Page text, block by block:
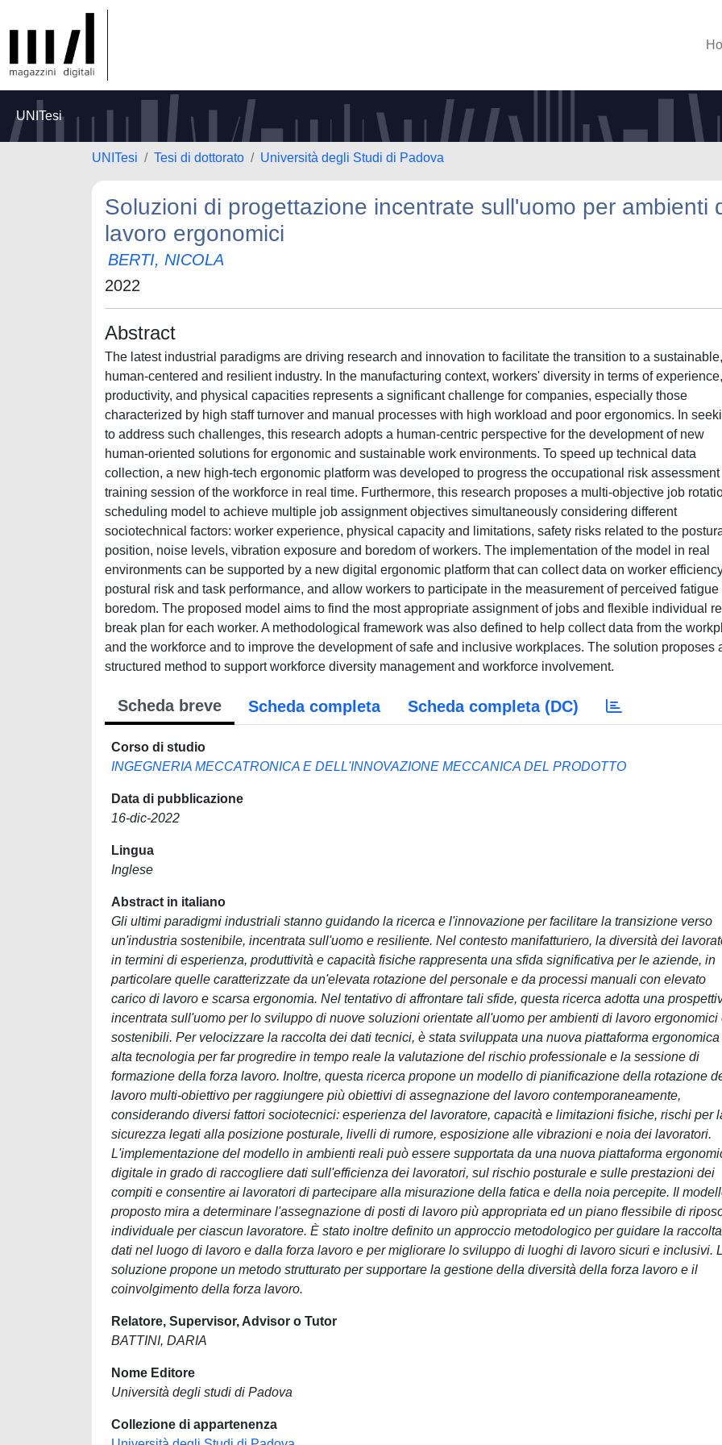
UNITesi
UNITesi Tesi di dottorato Università degli Studi di Padova
Soluzioni di progettazione incentrate sull'uomo per ambienti
lavoro ergonomici
BERTI, NICOLA
2022
Abstract
The latest industrial paradigms are driving research and innovation to facilitate the transition to a sustainable,
human-centered and resilient industry. In the manufacturing context, workers' diversity in terms of experience,
productivity, and physical capacities represents a significant challenge for companies, especially those
characterized by high staff turnover and manual processes with high workload and poor ergonomics. In
to address such challenges, this research adopts a human-centric perspective for the development of new
human-oriented solutions for ergonomic and sustainable work environments. To speed up technical data
collection, a new high-tech ergonomic platform was developed to progress the occupational risk assessment
training session of the workforce in real time. Furthermore, this research proposes a multi-objective job
scheduling model to achieve multiple job assignment objectives simultaneously considering different
sociotechnical factors: worker experience, physical capacity and limitations, safety risks related to the
position, noise levels, vibration exposure and boredom of workers. The implementation of the model in real
environments can be supported by a new digital ergonomic platform that can collect data on worker
postural risk and task performance, and allow workers to participate in the measurement of perceived fatigue
boredom. The proposed model aims to find the most appropriate assignment of jobs and flexible individual
break plan for each worker. A methodological framework was also defined to help collect data from the
and the workforce and to improve the development of safe and inclusive workplaces. The solution proposes
structured method to support workforce diversity management and workforce involvement.
Scheda breve Scheda completa Scheda completa (DC)
Corso di studio
INGEGNERIA MECCATRONICA E DELL'INNOVAZIONE MECCANICA DEL PRODOTTO
Data di pubblicazione
16-dic-2022
Lingua
Inglese
Abstract in italiano
Gli ultimi paradigmi industriali stanno guidando la ricerca e l'innovazione per facilitare la transizione verso
un'industria sostenibile, incentrata sull'uomo e resiliente. Nel contesto manifatturiero, la diversità dei
in termini di esperienza, produttività e capacità fisiche rappresenta una sfida significativa per le aziende, in
particolare quelle caratterizzate da un'elevata rotazione del personale e da processi manuali con elevato
carico di lavoro e scarsa ergonomia. Nel tentativo di affrontare tali sfide, questa ricerca adotta una
incentrata sull'uomo per lo sviluppo di nuove soluzioni orientate all'uomo per ambienti di lavoro ergonomici
sostenibili. Per velocizzare la raccolta dei dati tecnici, è stata sviluppata una nuova piattaforma ergonomica
alta tecnologia per far progredire in tempo reale la valutazione del rischio professionale e la sessione di
formazione della forza lavoro. Inoltre, questa ricerca propone un modello di pianificazione della rotazione
lavoro multi-obiettivo per raggiungere più obiettivi di assegnazione del lavoro contemporaneamente,
considerando diversi fattori sociotecnici: esperienza del lavoratore, capacità e limitazioni fisiche, rischi per
sicurezza legati alla posizione posturale, livelli di rumore, esposizione alle vibrazioni e noia dei lavoratori.
L'implementazione del modello in ambienti reali può essere supportata da una nuova piattaforma
digitale in grado di raccogliere dati sull'efficienza dei lavoratori, sul rischio posturale e sulle prestazioni dei
compiti e consentire ai lavoratori di partecipare alla misurazione della fatica e della noia percepite. Il
proposto mira a determinare l'assegnazione di posti di lavoro più appropriata ed un piano flessibile di
individuale per ciascun lavoratore. È stato inoltre definito un approccio metodologico per guidare la raccolta
dati nel luogo di lavoro e dalla forza lavoro e per migliorare lo sviluppo di luoghi di lavoro sicuri e inclusivi.
soluzione propone un metodo strutturato per supportare la gestione della diversità della forza lavoro e il
coinvolgimento della forza lavoro.
Relatore, Supervisor, Advisor o Tutor
BATTINI, DARIA
Nome Editore
Università degli studi di Padova
Collezione di appartenenza